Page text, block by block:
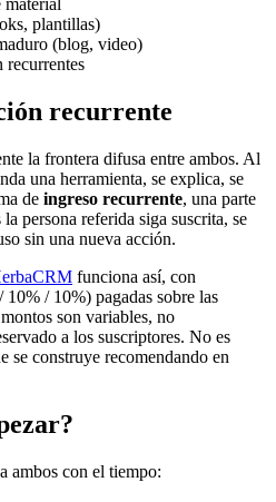
plantillas)
(blog, video)
recurrentes
recurrente
la frontera difusa entre ambos. Al
una herramienta, se explica, se
de ingreso recurrente, una parte
persona referida siga suscrita, se
sin una nueva acción.
funciona así, con
/ 10%) pagadas sobre las
son variables, no
a los suscriptores. No es
se construye recomendando en
ambos con el tiempo: